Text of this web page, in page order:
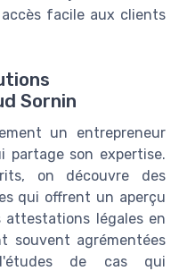
facile aux clients
Sornin
un entrepreneur
partage son expertise.
on découvre des
qui offrent un aperçu
attestations légales en
souvent agrémentées
de cas qui